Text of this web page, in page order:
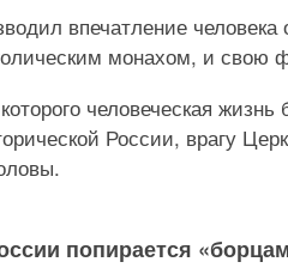
впечатление
монахом, и свою
человеческая
России, врагу
попирается